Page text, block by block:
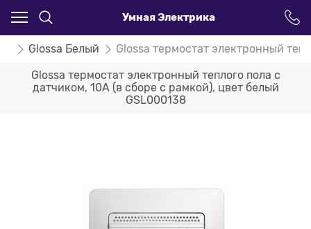
Умная Электрика
Glossa Белый Glossa термостат электронный
Glossa термостат электронный теплого пола с
датчиком, 10A (в сборе с рамкой), цвет белый
GSL000138